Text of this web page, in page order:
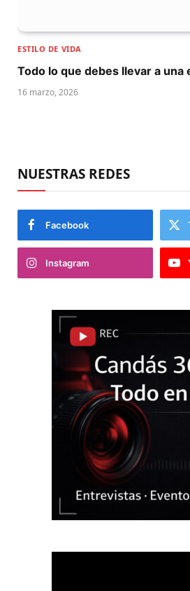
ESTILO DE VIDA
Todo lo que debes llevar a una
16 marzo, 2026
NUESTRAS REDES
Facebook
Instagram